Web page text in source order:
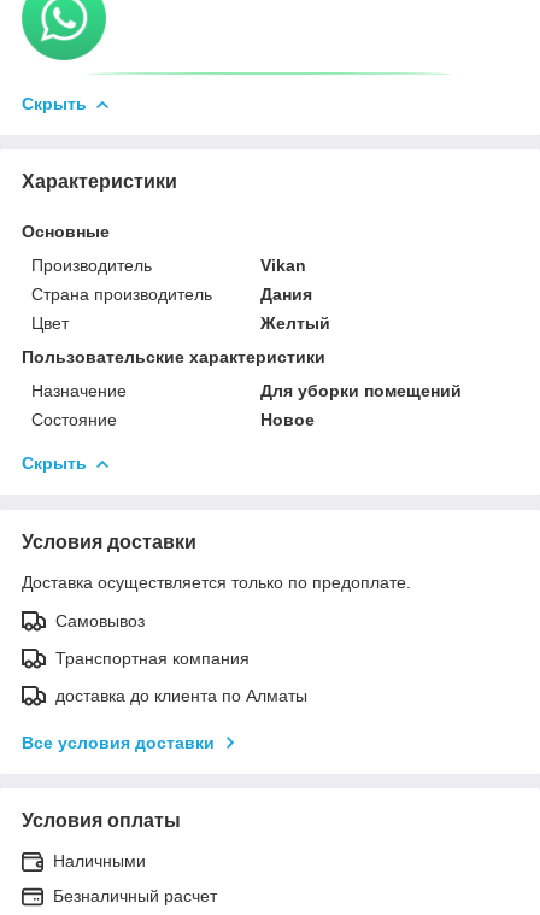
Скрыть
Характеристики
Основные
Производитель
Vikan
Страна производитель
Дания
Цвет
Желтый
Пользовательские характеристики
Назначение
Для уборки помещений
Состояние
Новое
Скрыть
Условия доставки
Доставка осуществляется только по предоплате.
Самовывоз
Транспортная компания
доставка до клиента по Алматы
Все условия доставки
Условия оплаты
Наличными
Безналичный расчет